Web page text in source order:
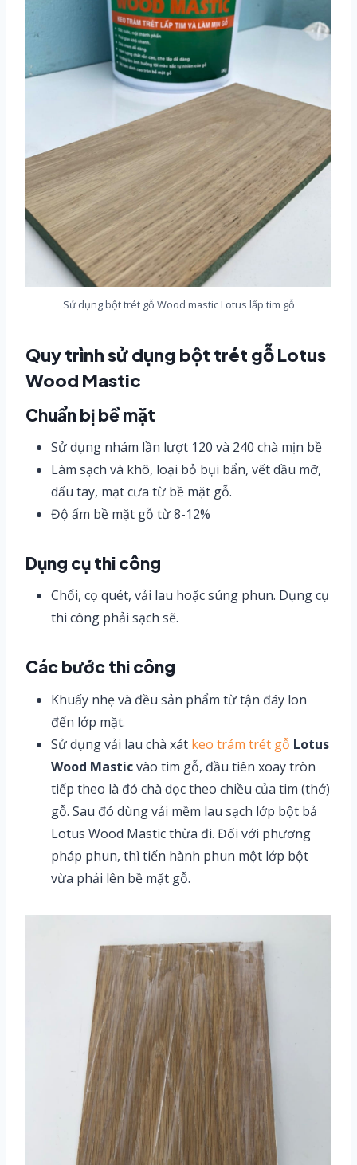
Sử dụng bột trét gỗ Wood mastic Lotus lấp tim gỗ
Quy trình sử dụng bột trét gỗ Lotus
Wood Mastic
Chuẩn bị bề mặt
Sử dụng nhám lần lượt 120 và 240 chà mịn bề
Làm sạch và khô, loại bỏ bụi bẩn, vết dầu mỡ,
dấu tay, mạt cưa từ bề mặt gỗ.
Độ ẩm bề mặt gỗ từ 8-12%
Dụng cụ thi công
Chổi, cọ quét, vải lau hoặc súng phun. Dụng cụ
thi công phải sạch sẽ.
Các bước thi công
Khuấy nhẹ và đều sản phẩm từ tận đáy lon
đến lớp mặt.
Sử dụng vải lau chà xát keo trám trét gỗ Lotus
Wood Masticvào tim gỗ, đầu tiên xoay tròn
tiếp theo là đó chà dọc theo chiều của tim (thớ)
gỗ. Sau đó dùng vải mềm lau sạch lớp bột bả
Lotus Wood Mastic thừa đi. Đối với phương
pháp phun, thì tiến hành phun một lớp bột
vừa phải lên bề mặt gỗ.